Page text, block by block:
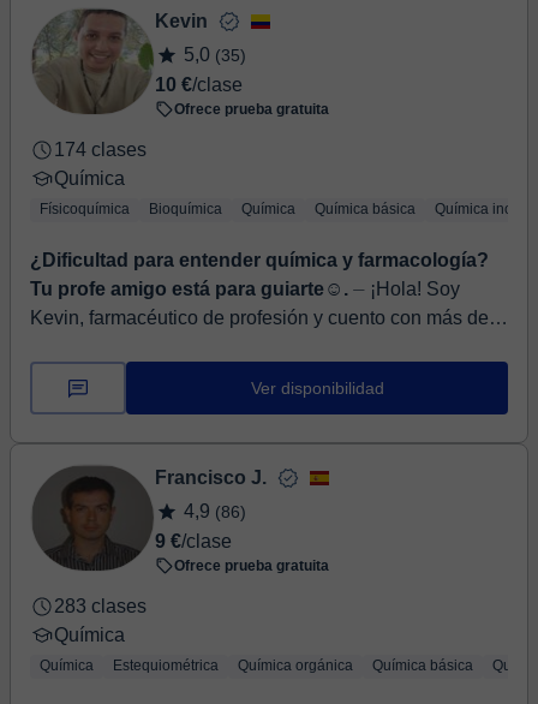
Kevin
5,0 (35)
10 €/clase
Ofrece prueba gratuita
174 clases
Química
Físicoquímica Bioquímica Química Química básica Química
¿Dificultad para entender química y farmacología?
Tu profe amigo está para guiarte☺️. ⏤ ¡Hola! Soy
Kevin, farmacéutico de profesión y cuento con más de 8
farmacéutico asistencial en u...
Ver disponibilidad
Francisco J.
4,9 (86)
9 €/clase
Ofrece prueba gratuita
283 clases
Química
Química Estequiométrica Química orgánica Química básica